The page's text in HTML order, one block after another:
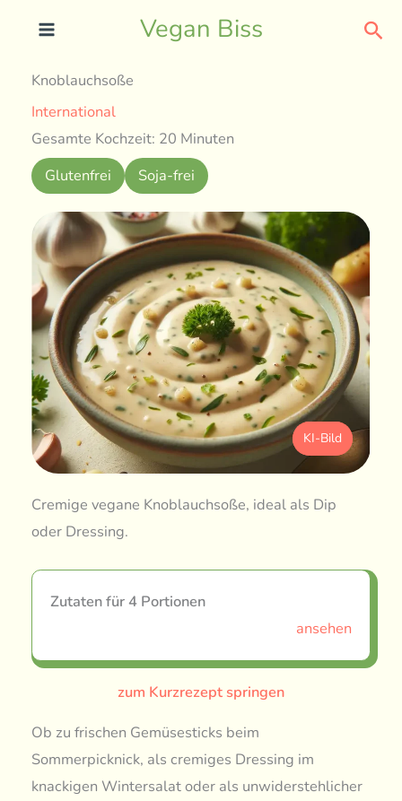
Vegan Biss
Knoblauchsoße
International
Gesamte Kochzeit: 20 Minuten
Glutenfrei
Soja-frei
KI-Bild
Cremige vegane Knoblauchsoße, ideal als Dip
oder Dressing.
Zutaten für 4 Portionen
ansehen
zum Kurzrezept springen
Ob zu frischen Gemüsesticks beim
Sommerpicknick, als cremiges Dressing im
knackigen Wintersalat oder als unwiderstehlicher